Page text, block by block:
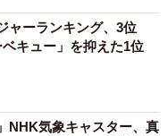
3/3
撮影してます__」さん撮
ャーランキング、3位
ベキュー」を抑えた1位
NHK気象キャスター、真